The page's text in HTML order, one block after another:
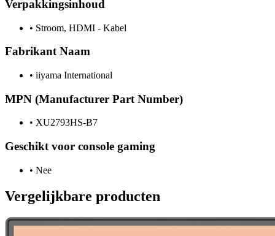
Verpakkingsinhoud
• Stroom, HDMI - Kabel
Fabrikant Naam
• iiyama International
MPN (Manufacturer Part Number)
• XU2793HS-B7
Geschikt voor console gaming
• Nee
Vergelijkbare producten